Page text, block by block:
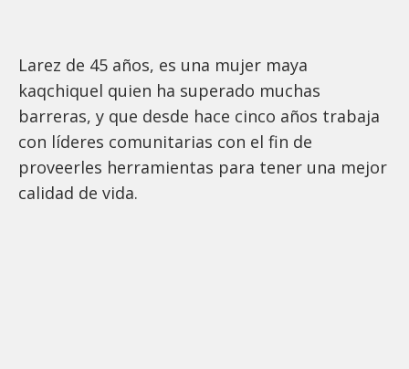
Larez de 45 años, es una mujer maya
kaqchiquel quien ha superado muchas
barreras, y que desde hace cinco años trabaja
con líderes comunitarias con el fin de
proveerles herramientas para tener una mejor
calidad de vida.